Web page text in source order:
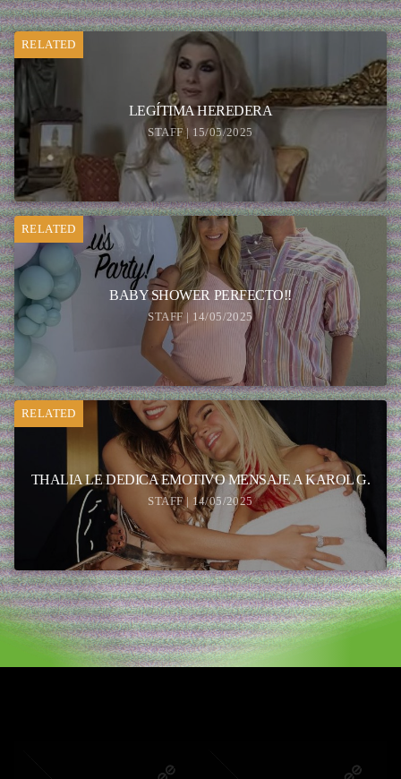
RELATED
LEGÍTIMA HEREDERA
STAFF | 15/05/2025
RELATED
BABY SHOWER PERFECTO!!
STAFF | 14/05/2025
RELATED
THALIA LE DEDICA EMOTIVO MENSAJE A KAROL G.
STAFF | 14/05/2025